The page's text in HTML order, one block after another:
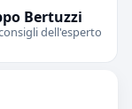
Bertuzzi
dell'esperto